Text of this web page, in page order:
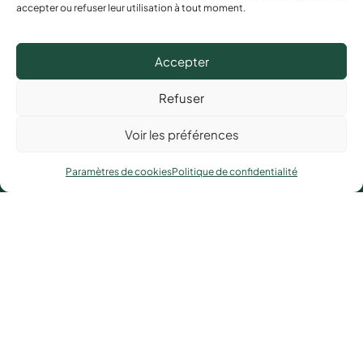
accepter ou refuser leur utilisation à tout moment.
Accepter
Refuser
Voir les préférences
Paramètres de cookiesPolitique de confidentialité
Nos actions
Un réseau
CONTACT
3, rue Charles Sillard
conseil.developpement@redon-agglomeration.bzh